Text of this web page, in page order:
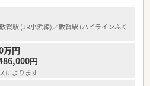
賀駅 (JR小浜線)／敦賀駅 (ハピラインふく
万円
円
によります